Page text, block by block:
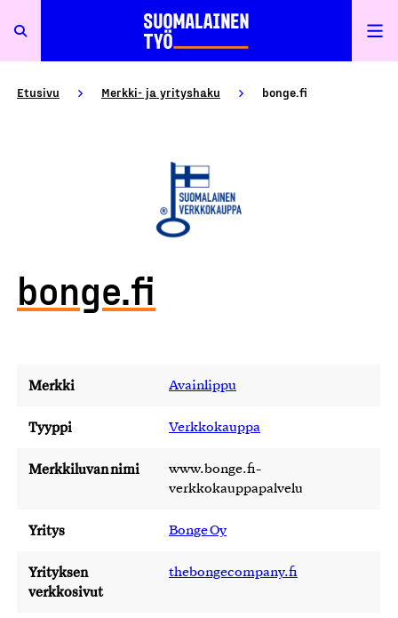
Etusivu Merkki- ja yrityshaku bonge.fi
bonge.fi
Merkki Avainlippu
Tyyppi Verkkokauppa
Merkkiluvan nimi
www.bonge.fi-
verkkokauppapalvelu
Yritys Bonge Oy
Yrityksen
verkkosivut
thebongecompany.fi